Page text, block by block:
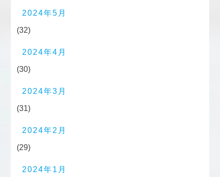
2024年5月
(32)
2024年4月
(30)
2024年3月
(31)
2024年2月
(29)
2024年1月